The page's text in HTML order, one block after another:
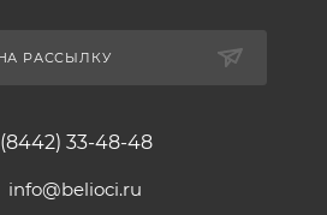
РАССЫЛКУ
(8442) 33-48-48
info@belioci.ru